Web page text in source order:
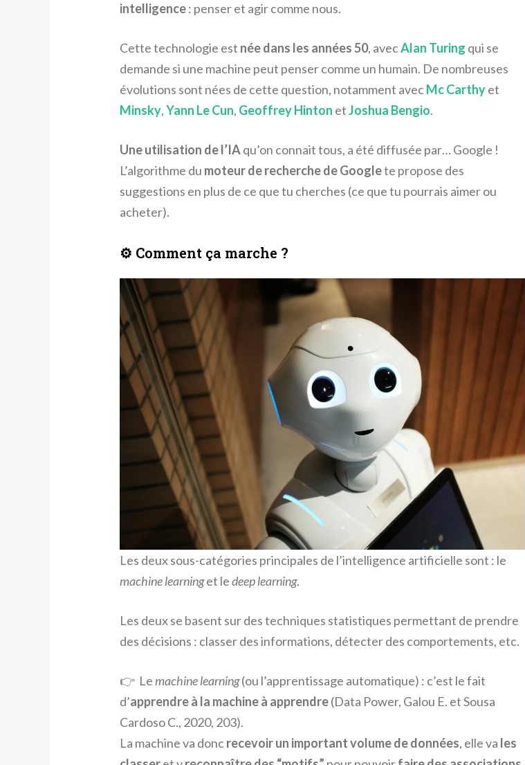
intelligence: penser et agir comme nous.
Cette technologie est née dans les années 50, avecAlan Turing qui se
demande si une machine peut penser comme un humain. De nombreuses
évolutions sont nées de cette question, notamment avecMc Carthyet
Minsky,Yann Le Cun, Geoffrey Hinton etJoshua Bengio.
Une utilisation de l’IAqu’on connait tous, a été diffusée par… Google !
L’algorithme du moteur de recherche de Googlete propose des
suggestions en plus de ce que tu cherches (ce que tu pourrais aimer ou
acheter).
⚙️ Comment ça marche ?
Les deux sous-catégories principales de l’intelligence artificielle sont : le
machine learninget ledeep learning.
Les deux se basent sur des techniques statistiques permettant de prendre
des décisions : classer des informations, détecter des comportements, etc.
👉 Lemachine learning(ou l’apprentissage automatique) : c’est le fait
d’apprendre à la machine à apprendre(Data Power, Galou E. et Sousa
Cardoso C., 2020, 203).
La machine va doncrecevoir un important volume de données, elle va les